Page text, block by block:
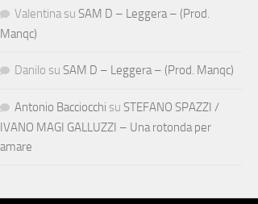
Valentina su SAM D – Leggera – (Prod.
Manqc)
Danilo su SAM D – Leggera – (Prod. Manqc)
Antonio Bacciocchi su STEFANO SPAZZI /
IVANO MAGI GALLUZZI – Una rotonda per
amare